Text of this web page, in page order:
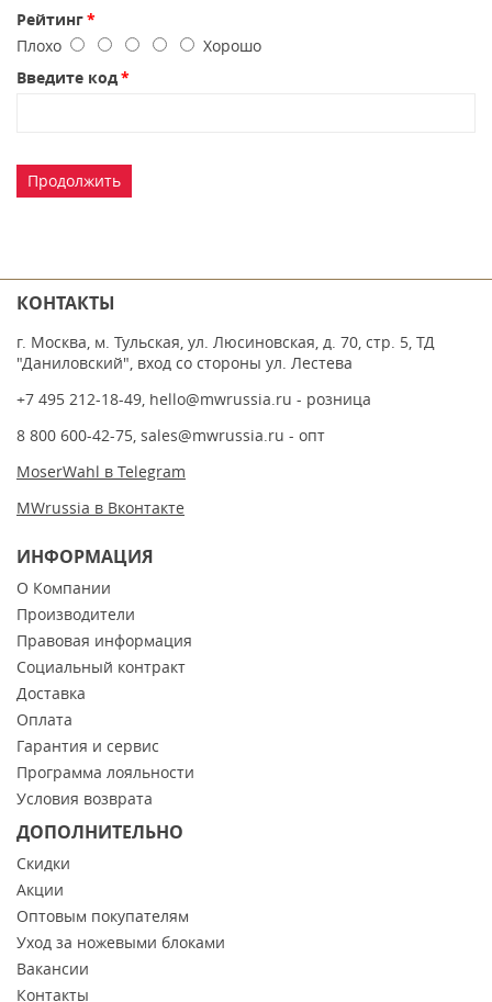
Рейтинг
Плохо
Хорошо
Введите код
Продолжить
КОНТАКТЫ
г. Москва, м. Тульская, ул. Люсиновская, д. 70, стр. 5, ТД
"Даниловский", вход со стороны ул. Лестева
+7 495 212-18-49, hello@mwrussia.ru - розница
8 800 600-42-75, sales@mwrussia.ru - опт
MoserWahl в Telegram
MWrussia в Вконтакте
ИНФОРМАЦИЯ
О Компании
Производители
Правовая информация
Социальный контракт
Доставка
Оплата
Гарантия и сервис
Программа лояльности
Условия возврата
ДОПОЛНИТЕЛЬНО
Скидки
Акции
Оптовым покупателям
Уход за ножевыми блоками
Вакансии
Контакты